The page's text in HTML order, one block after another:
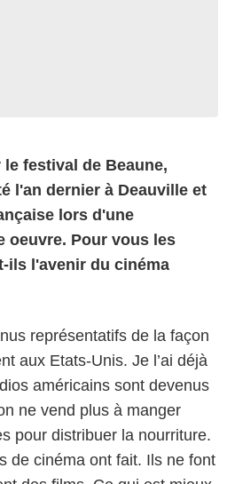
festival de Beaune,
l'an dernier à Deauville et
lors d'une
oeuvre. Pour vous les
ils l'avenir du cinéma
représentatifs de la façon
aux Etats-Unis. Je l’ai déjà
américains sont devenus
ne vend plus à manger
pour distribuer la nourriture.
de cinéma ont fait. Ils ne font